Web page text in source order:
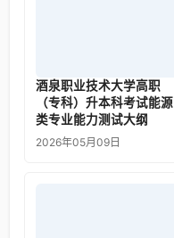
酒泉职业技术大学高职
（专科）升本科考试能源
类专业能力测试大纲
2026年05月09日